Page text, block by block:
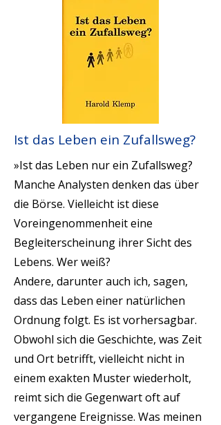
Ist das Leben ein Zufallsweg?
»Ist das Leben nur ein Zufallsweg?
Manche Analysten denken das über
die Börse. Vielleicht ist diese
Voreingenommenheit eine
Begleiterscheinung ihrer Sicht des
Lebens. Wer weiß?
Andere, darunter auch ich, sagen,
dass das Leben einer natürlichen
Ordnung folgt. Es ist vorhersagbar.
Obwohl sich die Geschichte, was Zeit
und Ort betrifft, vielleicht nicht in
einem exakten Muster wiederholt,
reimt sich die Gegenwart oft auf
vergangene Ereignisse. Was meinen